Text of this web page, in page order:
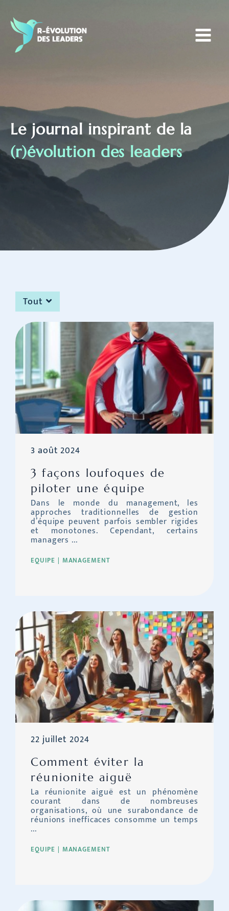
contenu
Le journal inspirant de la
(r)évolution des leaders
Tout
EQUIPE MANAGEMENT
3 façons loufoques de
piloter une équipe
3 août 2024
Dans le monde du management, les
approches traditionnelles de gestion
d’équipe peuvent parfois sembler rigides
et monotones. Cependant, certains
managers ...
EQUIPE MANAGEMENT
Comment éviter la
réunionite aiguë
22 juillet 2024
La réunionite aiguë est un phénomène
courant dans de nombreuses
organisations, où une surabondance de
réunions inefficaces consomme un temps
...